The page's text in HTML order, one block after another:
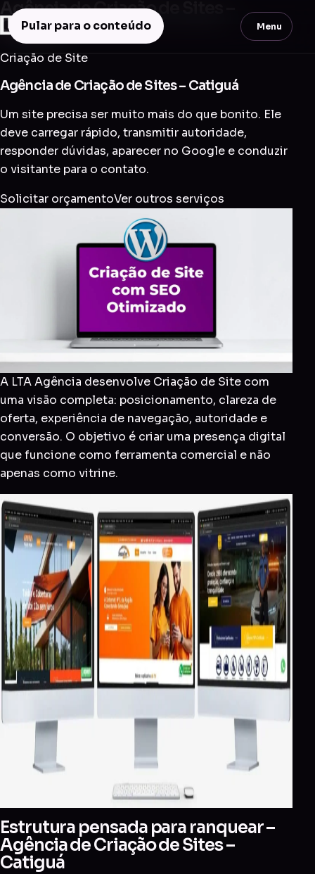
Pular para o conteúdo Menu
Agência de Criação de Sites –
Catiguá
Criação de Site
Agência de Criação de Sites – Catiguá
Um site precisa ser muito mais do que bonito. Ele
deve carregar rápido, transmitir autoridade,
responder dúvidas, aparecer no Google e conduzir
o visitante para o contato.
Solicitar orçamentoVer outros serviços
A LTA Agência desenvolve Criação de Site com
uma visão completa: posicionamento, clareza de
oferta, experiência de navegação, autoridade e
conversão. O objetivo é criar uma presença digital
que funcione como ferramenta comercial e não
apenas como vitrine.
Estrutura pensada para ranquear –
Agência de Criação de Sites –
Catiguá